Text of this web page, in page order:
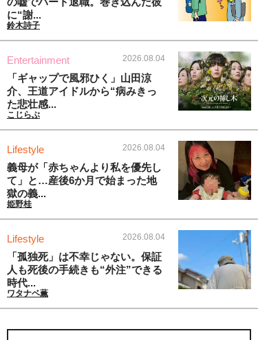
に“謝...
鈴木詩子
Entertainment 2026.08.04
「ギャップで風邪ひく」山田涼
介、王道アイドルから“病みきっ
た悲壮感...
こじらぶ
Lifestyle 2026.08.04
義母が「赤ちゃんより私を優先し
て」と…産後6か月で始まった地
獄の義...
姫野桂
Lifestyle 2026.08.04
「孤独死」は不幸じゃない。保証
人も死後の手続きも“外注”できる
時代...
ワタナベ薫